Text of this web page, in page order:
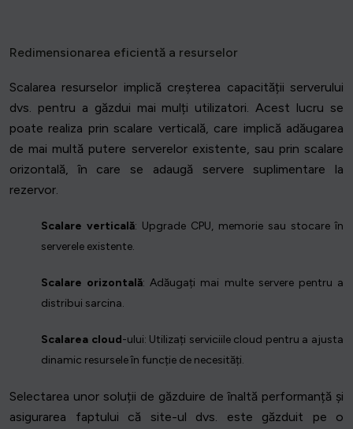
Redimensionarea eficientă a resurselor
Scalarea resurselor implică creșterea capacității serverului
dvs. pentru a găzdui mai mulți utilizatori. Acest lucru se
poate realiza prin scalare verticală, care implică adăugarea
de mai multă putere serverelor existente, sau prin scalare
orizontală, în care se adaugă servere suplimentare la
rezervor.
Scalare verticală: Upgrade CPU, memorie sau stocare în
serverele existente.
Scalare orizontală: Adăugați mai multe servere pentru a
distribui sarcina.
Scalarea cloud-ului: Utilizați serviciile cloud pentru a ajusta
dinamic resursele în funcție de necesități.
Selectarea unor soluții de găzduire de înaltă performanță și
asigurarea faptului că site-ul dvs. este găzduit pe o